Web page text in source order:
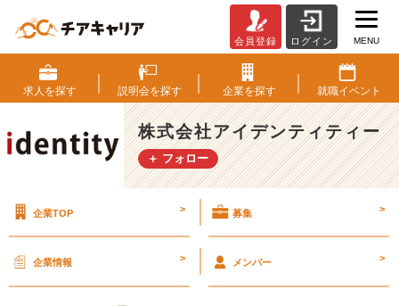
め
ま
し
て
【株
式
イ
テ
会員登録 ログイン MENU
求人を探す 説明会を探す 企業を探す 就職イベント
株式会社アイデンティティー
＋ フォロー
企業TOP > 募集 >
企業情報 > メンバー >